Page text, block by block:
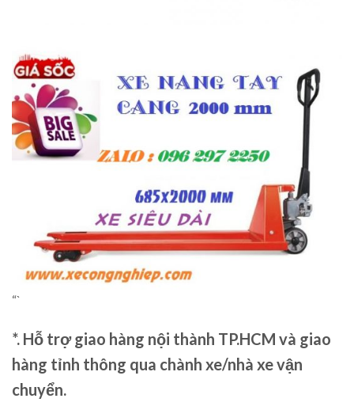
“`
*. Hỗ trợ giao hàng nội thành TP.HCM và giao
hàng tỉnh thông qua chành xe/nhà xe vận
chuyển.